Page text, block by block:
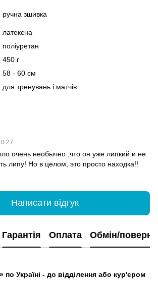
ручна зшивка
латексна
поліуретан
450 г
58 - 60 см
для тренувань і матчів
очень необычно ,что он уже липкий и не
липу! Но в целом, это просто находка!!
Написати відгук
Гарантія Оплата Обмін/
Україні - до відділення або кур'єром